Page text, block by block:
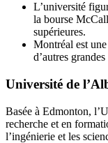
L’université
la bourse
supérieures.
Montréal est
d’autres
Université de
Basée à Edmonton,
recherche et en
l’ingénierie et les